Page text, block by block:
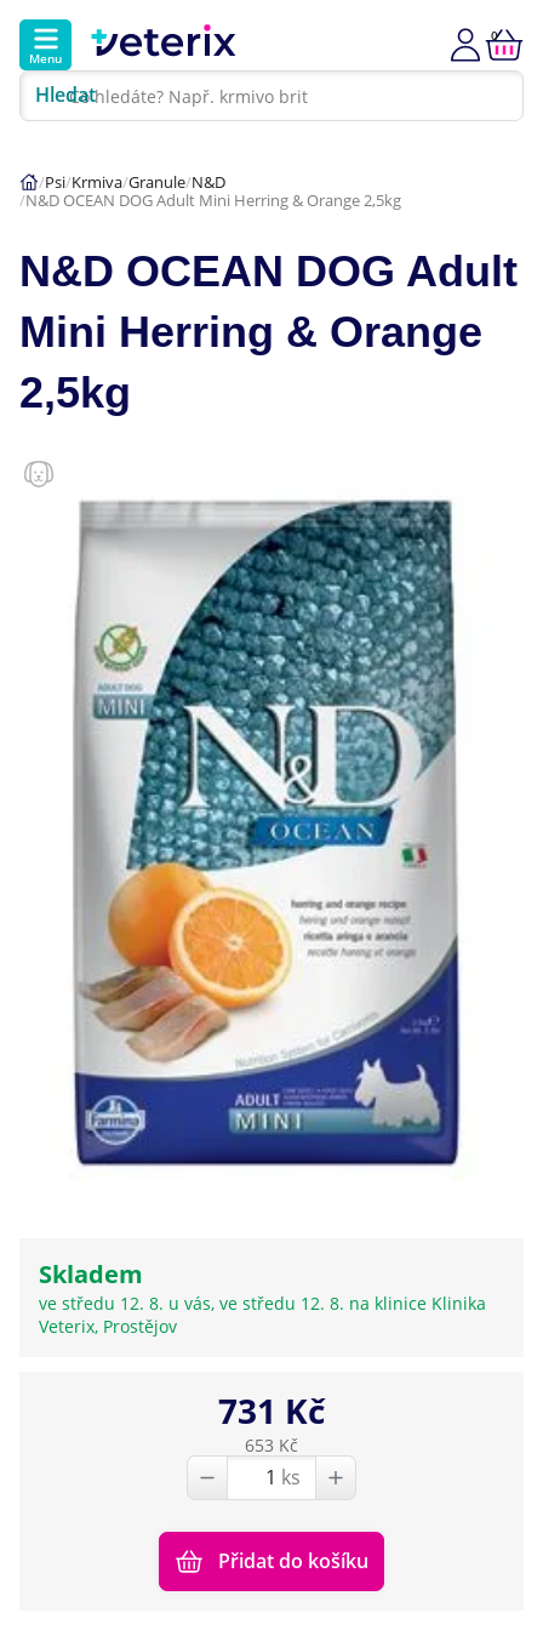
Menu
Hledat
0
Hlavní kategorie
Akce
Psi
Kočky
Veterinární diety
Dárkové poukazy
Klinika Veterix
777 319 516 (Po–Pá, 9–19h; So–Ne, 9–14h)
info@veterix.cz
E-shop Veterix
777 319 517 (Po–Pá, 8–15h)
eshop@veterix.cz
Psi Krmiva Granule N&D
N&D OCEAN DOG Adult Mini Herring & Orange 2,5kg
N&D OCEAN DOG Adult
Mini Herring & Orange
2,5kg
Skladem
ve středu 12. 8. u vás, ve středu 12. 8. na klinice Klinika
Veterix, Prostějov
731 Kč
653 Kč
ks
Přidat do košíku